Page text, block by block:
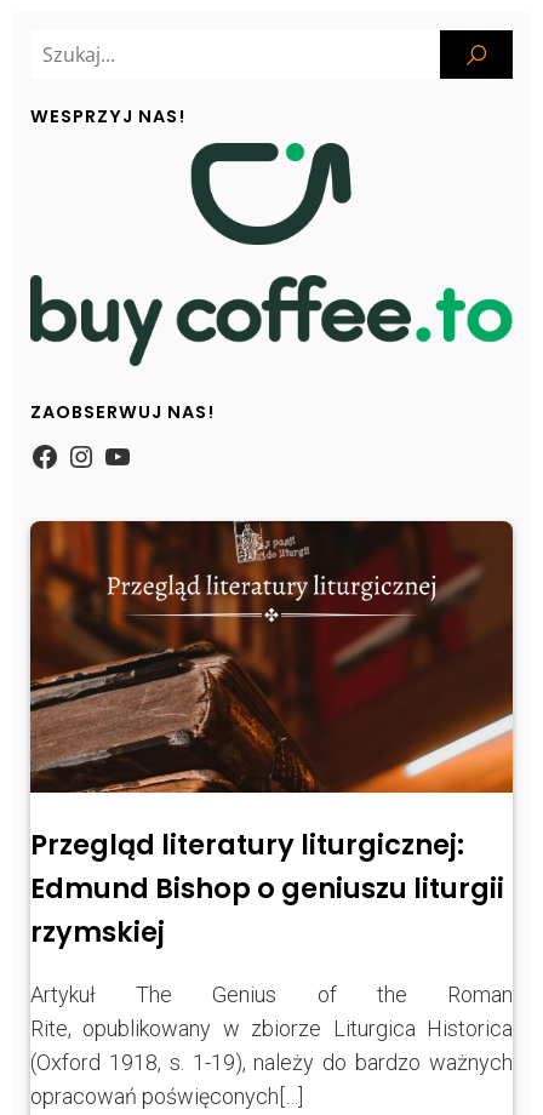
WESPRZYJ NAS!
ZAOBSERWUJ NAS!
https://www.facebook.com/
Instagram
YouTube
Przegląd literatury liturgicznej:
Edmund Bishop o geniuszu liturgii
rzymskiej
Artykuł The Genius of the Roman
Rite, opublikowany w zbiorze Liturgica Historica
(Oxford 1918, s. 1-19), należy do bardzo ważnych
opracowań poświęconych[…]